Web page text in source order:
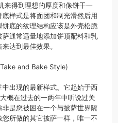
来得到理想的厚度和像饼干一
样式是将面团和制光滑然后用
底的纹理结构应该是外壳松脆
通常适量地添加饼顶配料和乳
达到最佳效果。
and Bake Style)
出现的最新样式。它起始于西
概在过去的一两年中听说过关
是您被困在一个与披萨世界隔
所做的其它披萨一样，唯一不